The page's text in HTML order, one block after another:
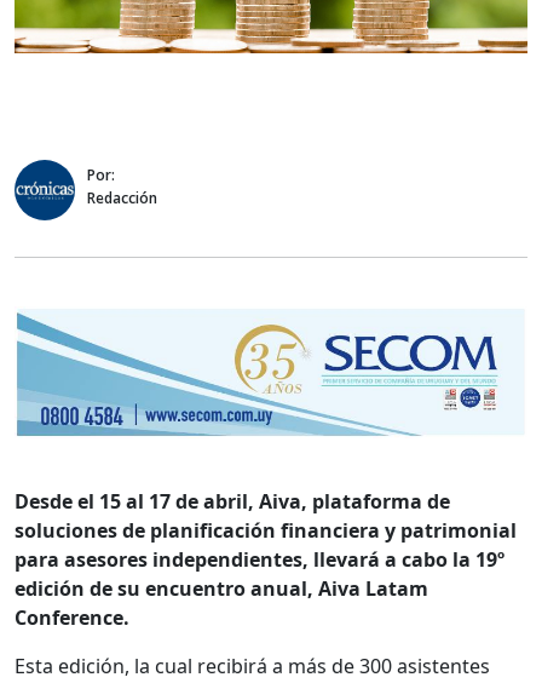
Por:
Redacción
Desde el 15 al 17 de abril, Aiva, plataforma de
soluciones de planificación financiera y patrimonial
para asesores independientes, llevará a cabo la 19º
edición de su encuentro anual, Aiva Latam
Conference.
Esta edición, la cual recibirá a más de 300 asistentes